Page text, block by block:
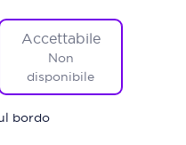
Accettabile
Non
disponibile
bordo